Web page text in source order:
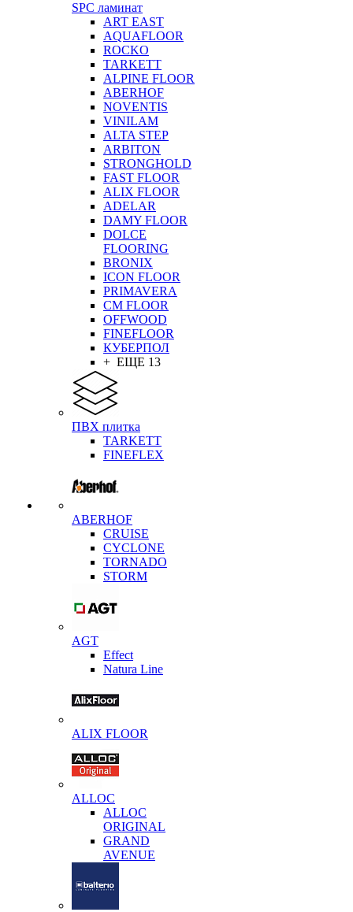
SPC ламинат
ART EAST
AQUAFLOOR
ROCKO
TARKETT
ALPINE FLOOR
ABERHOF
NOVENTIS
VINILAM
ALTA STEP
ARBITON
STRONGHOLD
FAST FLOOR
ALIX FLOOR
ADELAR
DAMY FLOOR
DOLCE
FLOORING
BRONIX
ICON FLOOR
PRIMAVERA
CM FLOOR
OFFWOOD
FINEFLOOR
КУБЕРПОЛ
+ ЕЩЕ 13
ПВХ плитка
TARKETT
FINEFLEX
ABERHOF
CRUISE
CYCLONE
TORNADO
STORM
AGT
Effect
Natura Line
ALIX FLOOR
ALLOC
ALLOC
ORIGINAL
GRAND
AVENUE